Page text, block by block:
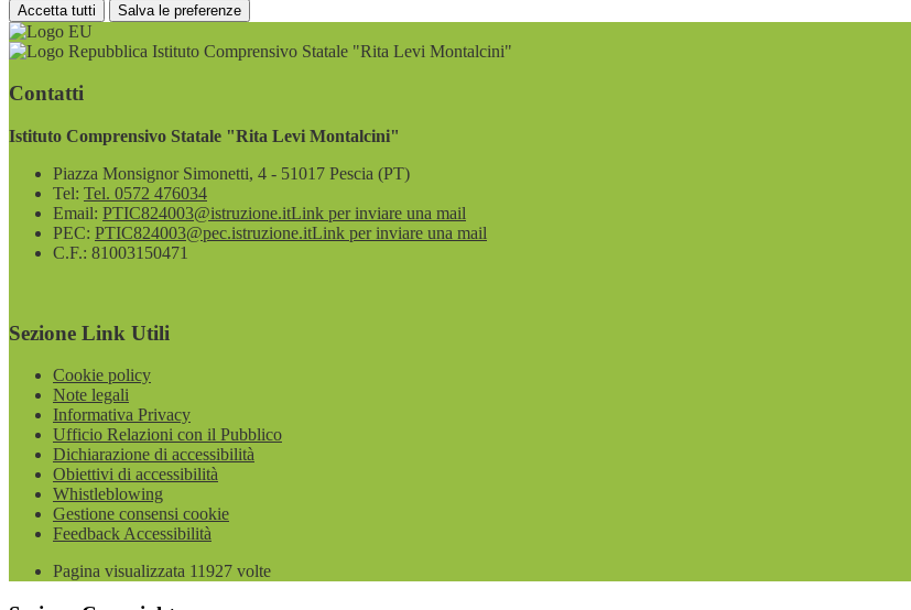
Accetta tutti Salva le preferenze
Istituto Comprensivo Statale "Rita Levi Montalcini"
Contatti
Istituto Comprensivo Statale "Rita Levi Montalcini"
Piazza Monsignor Simonetti, 4 - 51017 Pescia (PT)
Tel: Tel. 0572 476034
Email: PTIC824003@istruzione.itLink per inviare una mail
PEC: PTIC824003@pec.istruzione.itLink per inviare una mail
C.F.: 81003150471
Sezione Link Utili
Cookie policy
Note legali
Informativa Privacy
Ufficio Relazioni con il Pubblico
Dichiarazione di accessibilità
Obiettivi di accessibilità
Whistleblowing
Gestione consensi cookie
Feedback Accessibilità
Pagina visualizzata 11927 volte